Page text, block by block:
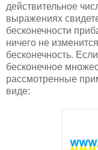
действительное
выражениях
бесконечности
ничего не
бесконечность.
бесконечное
рассмотренные
виде: